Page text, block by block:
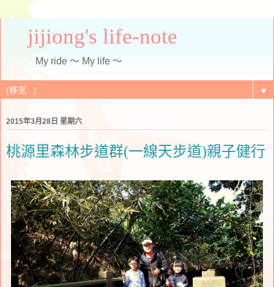
jijiong's life-note
My ride ～ My life ～
▼
2015年3月28日 星期六
桃源里森林步道群(一線天步道)親子健行